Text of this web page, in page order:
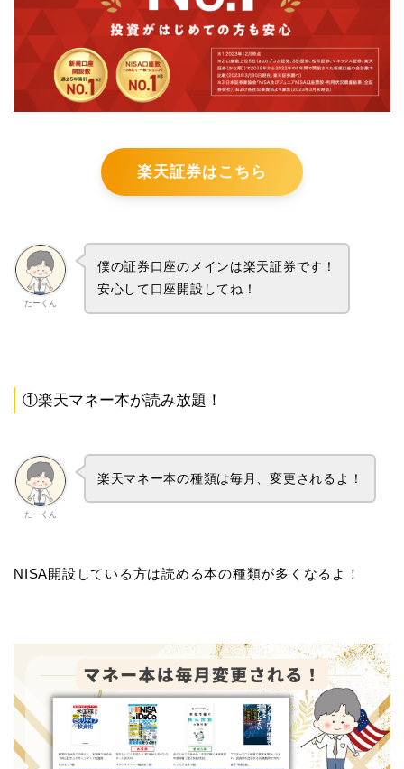
楽天証券はこちら
たーくん
僕の証券口座のメインは楽天証券です！
安心して口座開設してね！
①楽天マネー本が読み放題！
たーくん
楽天マネー本の種類は毎月、変更されるよ！
NISA開設している方は読める本の種類が多くなるよ！